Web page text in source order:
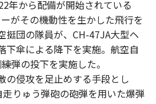
年から配備が開始されている
がその機動性を生かした飛行を
団の隊員が、CH-47JA大型ヘ
下傘による降下を実施。航空自
弾の投下を実施した。
の侵攻を足止めする手段とし
りゅう弾砲の砲弾を用いた爆弾